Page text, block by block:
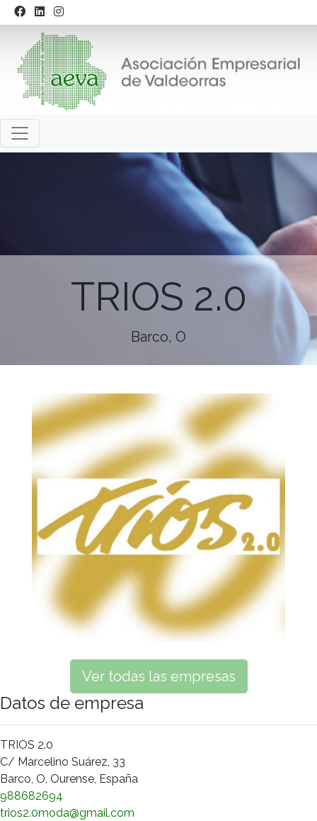
TRIOS 2.0
Barco, O
Ver todas las empresas
Datos de empresa
TRIOS 2.0
C/ Marcelino Suárez, 33
Barco, O, Ourense, España
988682694
trios2.0moda@gmail.com